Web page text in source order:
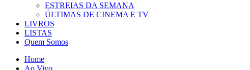
ESTREIAS DA SEMANA
ÚLTIMAS DE CINEMA E TV
LIVROS
LISTAS
Quem Somos
Home
Ao Vivo